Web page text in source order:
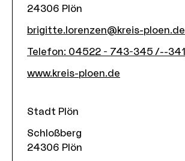
24306 Plön
brigitte.lorenzen@kreis-ploen.de
Telefon: 04522 - 743-345 /--341
www.kreis-ploen.de
Stadt Plön
Schloßberg
24306 Plön